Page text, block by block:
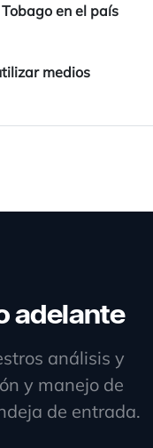
en el país
medios
adelante
análisis y
y manejo de
de entrada.